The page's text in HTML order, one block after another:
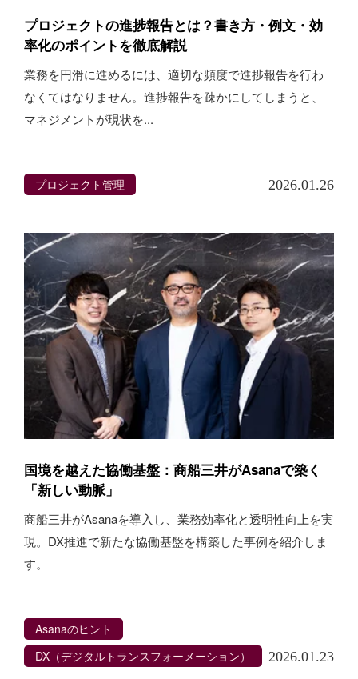
プロジェクトの進捗報告とは？書き方・例文・効
率化のポイントを徹底解説
業務を円滑に進めるには、適切な頻度で進捗報告を行わ
なくてはなりません。進捗報告を疎かにしてしまうと、
マネジメントが現状を...
プロジェクト管理 2026.01.26
国境を越えた協働基盤：商船三井がAsanaで築く
「新しい動脈」
商船三井がAsanaを導入し、業務効率化と透明性向上を実
現。DX推進で新たな協働基盤を構築した事例を紹介しま
す。
Asanaのヒント
DX（デジタルトランスフォーメーション）
2026.01.23